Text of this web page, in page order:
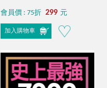
會員價 : 75折 299 元
加入購物車